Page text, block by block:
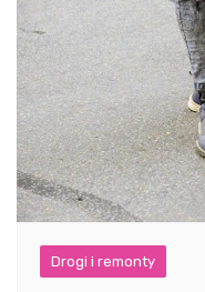
Drogi i remonty